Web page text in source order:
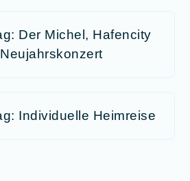
Der Michel, Hafencity
Individuelle Heimreise